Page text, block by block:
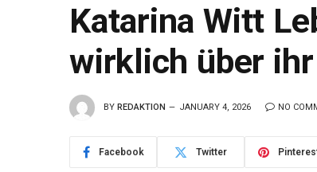
Katarina Witt
wirklich über
BY REDAKTION JANUARY 4, 2026 NO
Facebook Twitter